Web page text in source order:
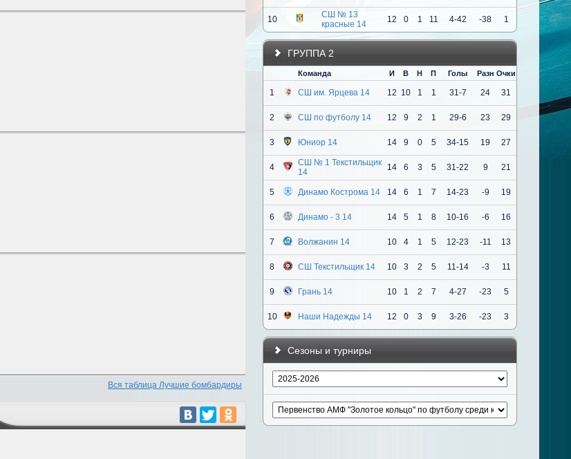
Вся таблица Лучшие бомбардиры
10
СШ № 13
красные 14
12 0 1 11 4-42 -38 1
ГРУППА 2
Команда И В Н П Голы Разн Очки
1 СШ им. Ярцева 14 12 10 1 1 31-7 24 31
2 СШ по футболу 14 12 9 2 1 29-6 23 29
3 Юниор 14 14 9 0 5 34-15 19 27
4
СШ № 1 Текстильщик
14
14 6 3 5 31-22 9 21
5 Динамо Кострома 14 14 6 1 7 14-23 -9 19
6 Динамо - 3 14 14 5 1 8 10-16 -6 16
7 Волжанин 14 10 4 1 5 12-23 -11 13
8 СШ Текстильщик 14 10 3 2 5 11-14 -3 11
9 Грань 14 10 1 2 7 4-27 -23 5
10 Наши Надежды 14 12 0 3 9 3-26 -23 3
Сезоны и турниры